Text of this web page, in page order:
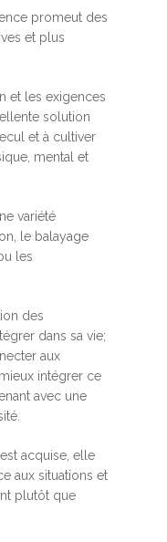
promeut des
et plus
et les exigences
solution
et à cultiver
mental et
variété
le balayage
les
des
dans sa vie;
aux
intégrer ce
avec une
acquise, elle
aux situations et
plutôt que